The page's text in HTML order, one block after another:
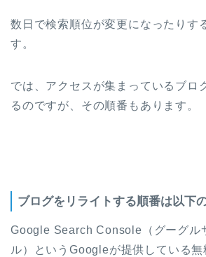
数日で検索順位が変更になったりす
す。
では、アクセスが集まっているブロ
るのですが、その順番もあります。
ブログをリライトする順番は以下
Google Search Console（グーグル
ル）というGoogleが提供している無